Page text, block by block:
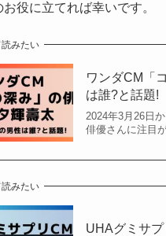
役に立てれば幸いです。
みたい
ワンダCM「
は誰?と話題!
2024年3月26日
俳優さんに注目
みたい
UHAグミサ